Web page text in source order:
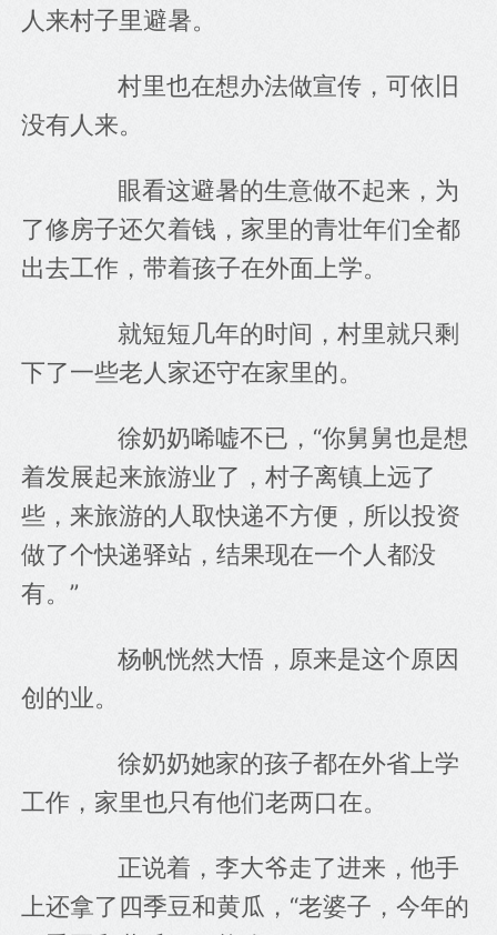
人来村子里避暑。
村里也在想办法做宣传，可依旧
没有人来。
眼看这避暑的生意做不起来，为
了修房子还欠着钱，家里的青壮年们全都
出去工作，带着孩子在外面上学。
就短短几年的时间，村里就只剩
下了一些老人家还守在家里的。
徐奶奶唏嘘不已，“你舅舅也是想
着发展起来旅游业了，村子离镇上远了
些，来旅游的人取快递不方便，所以投资
做了个快递驿站，结果现在一个人都没
有。”
杨帆恍然大悟，原来是这个原因
创的业。
徐奶奶她家的孩子都在外省上学
工作，家里也只有他们老两口在。
正说着，李大爷走了进来，他手
上还拿了四季豆和黄瓜，“老婆子，今年的